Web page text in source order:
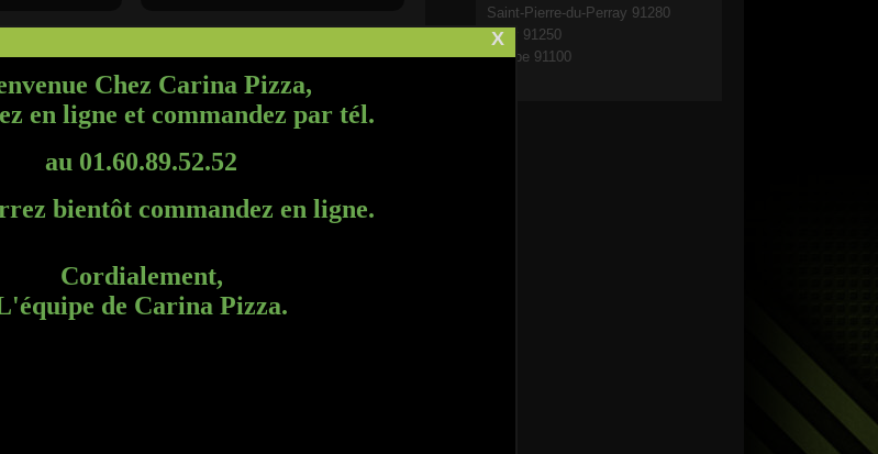
MENU MEGA
Saint-Pierre-du-Perray 91280
Tigry 91250
Villabe 91100
X